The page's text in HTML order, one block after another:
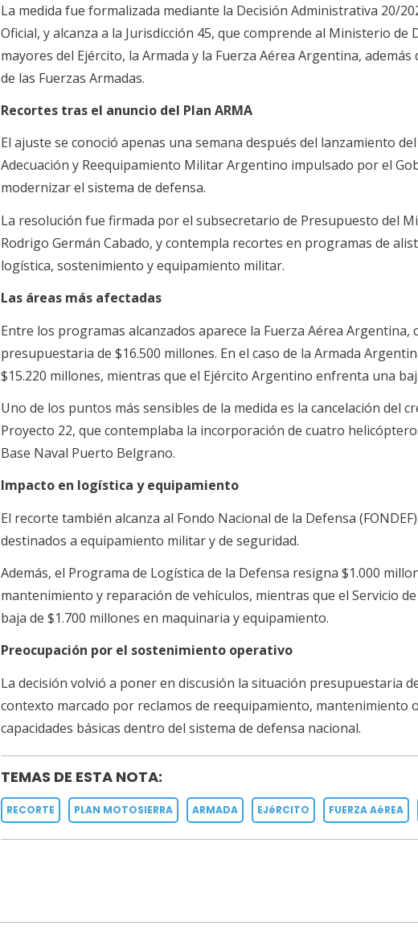
La medida fue formalizada mediante la Decisión Administrativa 20/
Oficial, y alcanza a la Jurisdicción 45, que comprende al Ministerio de
mayores del Ejército, la Armada y la Fuerza Aérea Argentina,
de las Fuerzas Armadas.
Recortes tras el anuncio del Plan ARMA
El ajuste se conoció apenas una semana después del lanzamiento
Adecuación y Reequipamiento Militar Argentino impulsado por el
modernizar el sistema de defensa.
La resolución fue firmada por el subsecretario de Presupuesto del
Rodrigo Germán Cabado, y contempla recortes en programas de
logística, sostenimiento y equipamiento militar.
Las áreas más afectadas
Entre los programas alcanzados aparece la Fuerza Aérea Argentina,
presupuestaria de $16.500 millones. En el caso de la Armada
$15.220 millones, mientras que el Ejército Argentino enfrenta una
Uno de los puntos más sensibles de la medida es la cancelación del
Proyecto 22, que contemplaba la incorporación de cuatro
Base Naval Puerto Belgrano.
Impacto en logística y equipamiento
El recorte también alcanza al Fondo Nacional de la Defensa
destinados a equipamiento militar y de seguridad.
Además, el Programa de Logística de la Defensa resigna $1.000
mantenimiento y reparación de vehículos, mientras que el Servicio
baja de $1.700 millones en maquinaria y equipamiento.
Preocupación por el sostenimiento operativo
La decisión volvió a poner en discusión la situación presupuestaria
contexto marcado por reclamos de reequipamiento, mantenimiento
capacidades básicas dentro del sistema de defensa nacional.
TEMAS DE ESTA NOTA:
RECORTE PLAN MOTOSIERRA ARMADA EJéRCITO FUERZA AéREA